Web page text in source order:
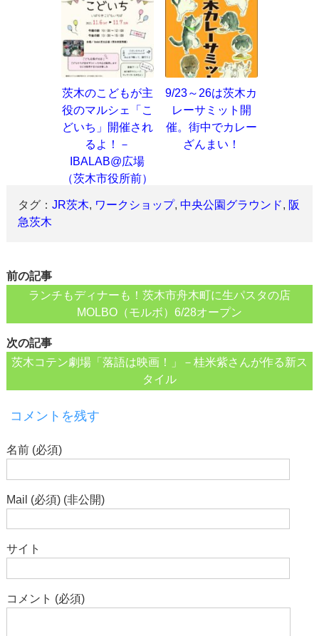
茨木のこどもが主
役のマルシェ「こ
どいち」開催され
るよ！－
IBALAB@広場
（茨木市役所前）
9/23～26は茨木カ
レーサミット開
催。街中でカレー
ざんまい！
タグ：JR茨木, ワークショップ,中央公園グラウンド, 阪
急茨木
前の記事
ランチもディナーも！茨木市舟木町に生パスタの店
MOLBO（モルボ）6/28オープン
次の記事
茨木コテン劇場「落語は映画！」－桂米紫さんが作る新ス
タイル
コメントを残す
名前 (必須)
Mail (必須) (非公開)
サイト
コメント (必須)